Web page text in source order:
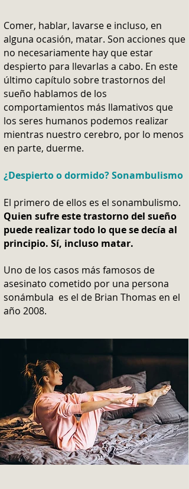
Comer, hablar, lavarse e incluso, en
alguna ocasión, matar. Son acciones que
no necesariamente hay que estar
despierto para llevarlas a cabo. En este
último capítulo sobre trastornos del
sueño hablamos de los
comportamientos más llamativos que
los seres humanos podemos realizar
mientras nuestro cerebro, por lo menos
en parte, duerme.
¿Despierto o dormido? Sonambulismo
El primero de ellos es el sonambulismo.
Quien sufre este trastorno del sueño
puede realizar todo lo que se decía al
principio. Sí, incluso matar.
Uno de los casos más famosos de
asesinato cometido por una persona
sonámbula es el de Brian Thomas en el
año 2008.